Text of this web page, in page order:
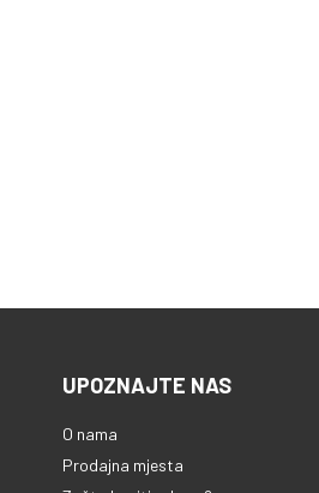
UPOZNAJTE NAS
O nama
Prodajna mjesta